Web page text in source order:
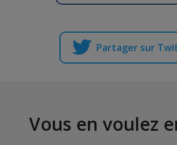
Partager sur
Vous en voulez